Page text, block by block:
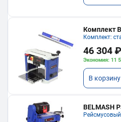
Комплект
Комплект:
46 304 ₽
Экономия: 11
В корзину
BELMASH